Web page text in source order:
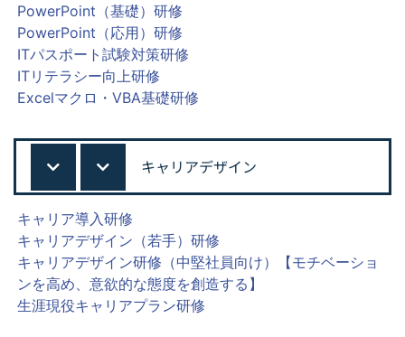
PowerPoint（基礎）研修
PowerPoint（応用）研修
ITパスポート試験対策研修
ITリテラシー向上研修
Excelマクロ・VBA基礎研修
キャリアデザイン
キャリア導入研修
キャリアデザイン（若手）研修
キャリアデザイン研修（中堅社員向け）【モチベーショ
ンを高め、意欲的な態度を創造する】
生涯現役キャリアプラン研修